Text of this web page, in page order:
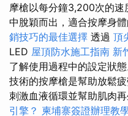
摩槍以每分鐘3,200次的
中脫穎而出，適合按摩身
銷技巧的最佳選擇 透過 頂
LED 屋頂防水施工指南 新
了解使用過程中的設定狀態
技術的按摩槍是幫助放鬆
刺激血液循環並幫助肌肉再
引擎？ 柬埔寨簽證辦理教